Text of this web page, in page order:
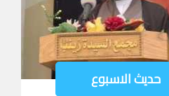
حديث الاسبوع